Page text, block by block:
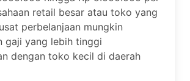
retail besar atau toko yang
perbelanjaan mungkin
gaji yang lebih tinggi
dengan toko kecil di daerah